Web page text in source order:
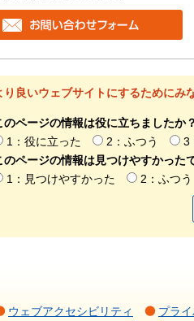
り良いウェブサイトにするためにみ
のページの情報は役に立ちましたか？
1：役に立った
2：ふつう
3
のページの情報は見つけやすかった
1：見つけやすかった
2：ふつう
ウェブアクセシビリティ プラ